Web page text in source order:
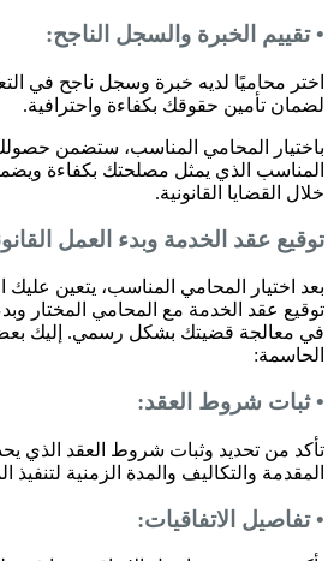
• تقييم الخبرة والسجل الناجح:
اختر محاميًا لديه خبرة وسجل ناجح في
لضمان تأمين حقوقك بكفاءة واحترافية.
باختيار المحامي المناسب، ستضمن
المناسب الذي يمثل مصلحتك بكفاءة
خلال القضايا القانونية.
توقيع عقد الخدمة وبدء العمل
بعد اختيار المحامي المناسب، يتعين
توقيع عقد الخدمة مع المحامي المختار
في معالجة قضيتك بشكل رسمي. إليك بعض
الحاسمة:
• ثبات شروط العقد:
تأكد من تحديد وثبات شروط العقد الذي
المقدمة والتكاليف والمدة الزمنية لتنفيذ
• تفاصيل الاتفاقيات: